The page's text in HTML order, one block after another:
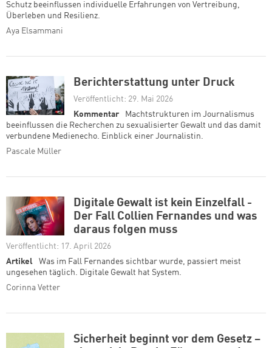
Schutz beeinflussen individuelle Erfahrungen von Vertreibung,
Überleben und Resilienz.
Aya Elsammani
Berichterstattung unter Druck
Veröffentlicht: 29. Mai 2026
Kommentar
Machtstrukturen im Journalismus
beeinflussen die Recherchen zu sexualisierter Gewalt und das damit
verbundene Medienecho. Einblick einer Journalistin.
Pascale Müller
Digitale Gewalt ist kein Einzelfall -
Der Fall Collien Fernandes und was
daraus folgen muss
Veröffentlicht: 17. April 2026
Artikel
Was im Fall Fernandes sichtbar wurde, passiert meist
ungesehen täglich. Digitale Gewalt hat System.
Corinna Vetter
Sicherheit beginnt vor dem Gesetz –